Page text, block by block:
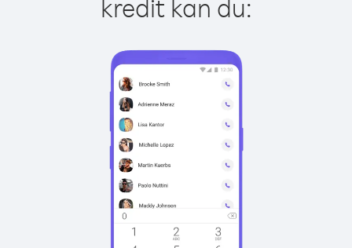
kredit kan du: